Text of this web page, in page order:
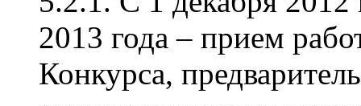
2013 года – прием
Конкурса,